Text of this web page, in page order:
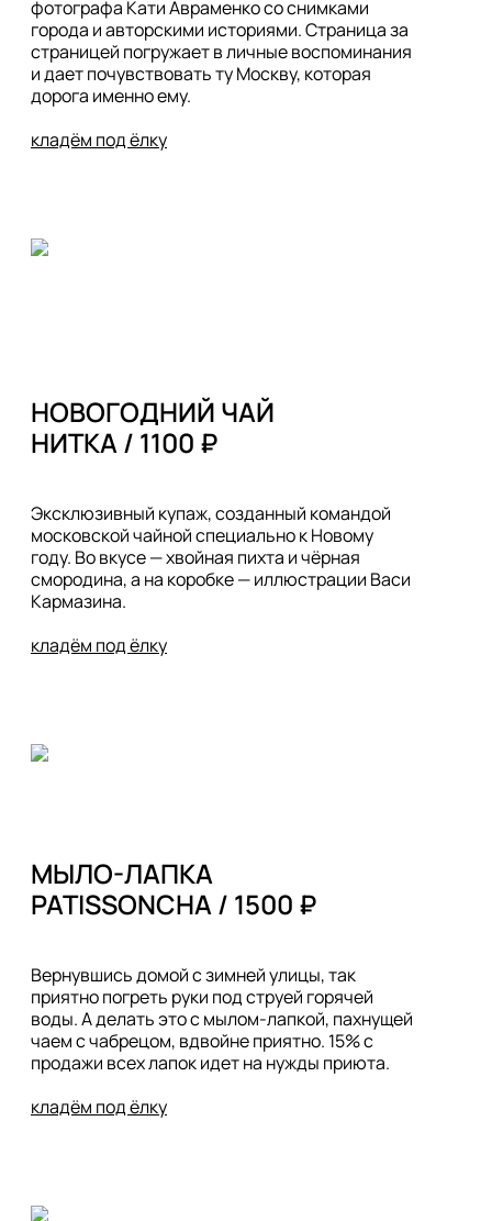
фотографа Кати Авраменко со снимками
города и авторскими историями. Страница за
страницей погружает в личные воспоминания
и дает почувствовать ту Москву, которая
дорога именно ему.
кладём под ёлку
НОВОГОДНИЙ ЧАЙ
Эксклюзивный купаж, созданный командой
московской чайной специально к Новому
году. Во вкусе — хвойная пихта и чёрная
смородина, а на коробке — иллюстрации Васи
Кармазина.
кладём под ёлку
МЫЛО-ЛАПКА
Вернувшись домой с зимней улицы, так
приятно погреть руки под струей горячей
воды. А делать это с мылом-лапкой, пахнущей
чаем с чабрецом, вдвойне приятно. 15% с
продажи всех лапок идет на нужды приюта.
кладём под ёлку